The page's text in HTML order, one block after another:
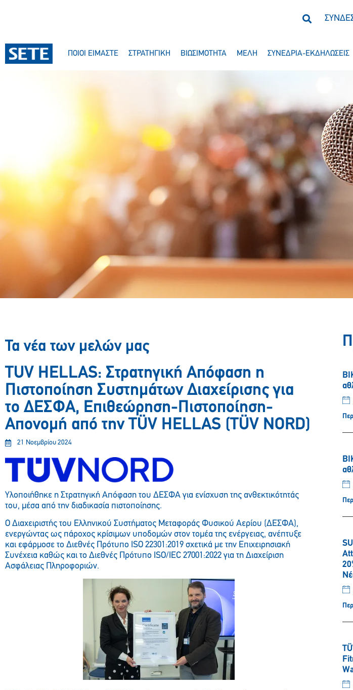
ΠΟΙΟΙ ΕΙΜΑΣΤΕ ΣΤΡΑΤΗΓΙΚΗ ΒΙΩΣΙΜΟΤΗΤΑ ΜΕΛΗ ΣΥΝΕΔΡΙΑ-ΕΚΔΗΛΩΣΕΙΣ
Τα νέα των μελών μας
TUV HELLAS: Στρατηγική Απόφαση η
Πιστοποίηση Συστημάτων Διαχείρισης για
το ΔΕΣΦΑ, Επιθεώρηση-Πιστοποίηση-
Απονομή από την TÜV HELLAS (TÜV NORD)
21 Νοεμβρίου 2024
Υλοποιήθηκε η Στρατηγική Απόφαση του ΔΕΣΦΑ για ενίσχυση της ανθεκτικότητάς
του, μέσα από την διαδικασία πιστοποίησης.
Ο Διαχειριστής του Ελληνικού Συστήματος Μεταφοράς Φυσικού Αερίου (ΔΕΣΦΑ),
ενεργώντας ως πάροχος κρίσιμων υποδομών στον τομέα της ενέργειας, ανέπτυξε
και εφάρμοσε το Διεθνές Πρότυπο ISO 22301:2019 σχετικά με την Επιχειρησιακή
Συνέχεια καθώς και το Διεθνές Πρότυπο ISO/IEC 27001:2022 για τη Διαχείριση
Ασφάλειας Πληροφοριών.